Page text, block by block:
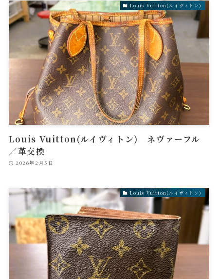
Louis Vuitton(ルイヴィトン)
Louis Vuitton(ルイヴィトン) ネヴァーフル
／革交換
2026年2月5日
Louis Vuitton(ルイヴィトン)